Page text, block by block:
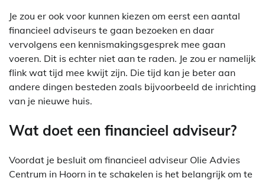
Je zou er ook voor kunnen kiezen om eerst een aantal
financieel adviseurs te gaan bezoeken en daar
vervolgens een kennismakingsgesprek mee gaan
voeren. Dit is echter niet aan te raden. Je zou er namelijk
flink wat tijd mee kwijt zijn. Die tijd kan je beter aan
andere dingen besteden zoals bijvoorbeeld de inrichting
van je nieuwe huis.
Wat doet een financieel adviseur?
Voordat je besluit om financieel adviseur Olie Advies
Centrum in Hoorn in te schakelen is het belangrijk om te